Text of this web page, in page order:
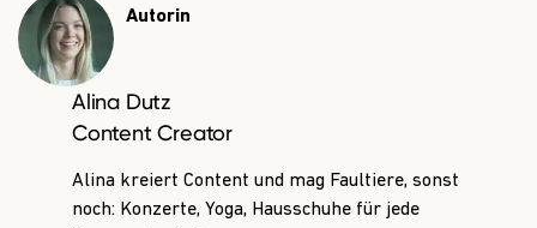
Autorin
Alina Dutz
Content Creator
Alina kreiert Content und mag Faultiere, sonst
noch: Konzerte, Yoga, Hausschuhe für jede